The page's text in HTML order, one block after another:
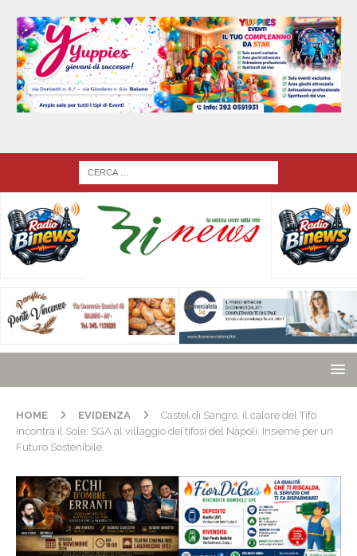
HOME EVIDENZA
Castel di Sangro, il calore del Tifo
incontra il Sole: SGA al villaggio dei tifosi del Napoli. Insieme per un
Futuro Sostenibile.